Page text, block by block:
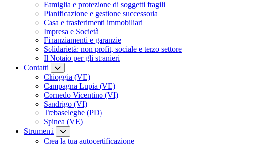
Famiglia e protezione di soggetti fragili
Pianificazione e gestione successoria
Casa e trasferimenti immobiliari
Impresa e Società
Finanziamenti e garanzie
Solidarietà: non profit, sociale e terzo settore
Il Notaio per gli stranieri
Contatti
Chioggia (VE)
Campagna Lupia (VE)
Cornedo Vicentino (VI)
Sandrigo (VI)
Trebaseleghe (PD)
Spinea (VE)
Strumenti
Crea la tua autocertificazione